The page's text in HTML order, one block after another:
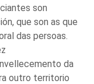
son
que son as que
das persoas.
da
outro territorio